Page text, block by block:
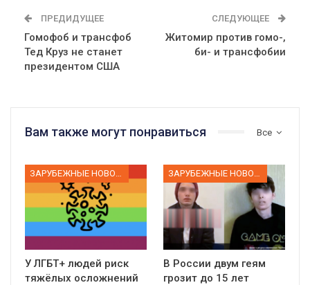
ПРЕДИДУЩЕЕ
Гомофоб и трансфоб
Тед Круз не станет
президентом США
СЛЕДУЮЩЕЕ
Житомир против гомо-,
би- и трансфобии
Все
Вам также могут понравиться
У ЛГБТ+ людей риск
тяжёлых осложнений
В России двум геям
грозит до 15 лет